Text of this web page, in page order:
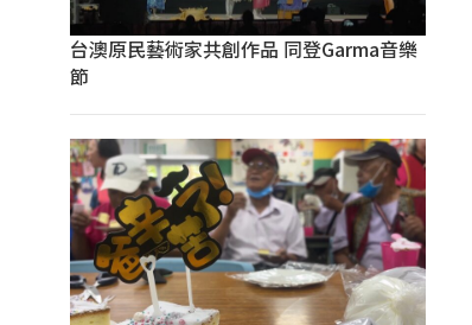
台澳原民藝術家共創作品 同登Garma音樂
節